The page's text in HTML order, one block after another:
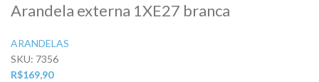
Arandela externa 1XE27 branca
ARANDELAS
SKU: 7356
R$169,90